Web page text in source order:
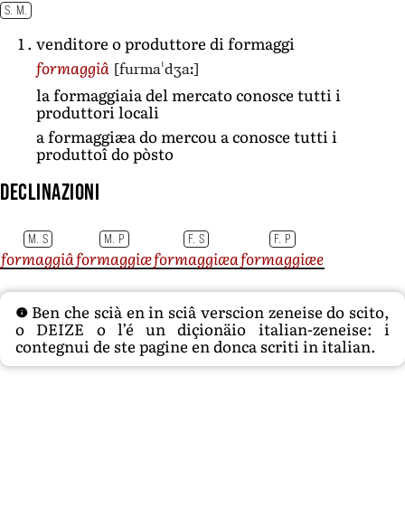
S. M.
venditore o produttore di formaggi
formaggiâ [furmaˈdʒaː]
la formaggiaia del mercato conosce tutti i
produttori locali
a formaggiæa do mercou a conosce tutti i
produttoî do pòsto
Declinazioni
M. S M. P F. S F. P
formaggiâformaggiæformaggiæaformaggiæe
Ben che scià en in sciâ verscion zeneise do scito,
o DEIZE o l’é un diçionäio italian-zeneise: i
contegnui de ste pagine en donca scriti in italian.